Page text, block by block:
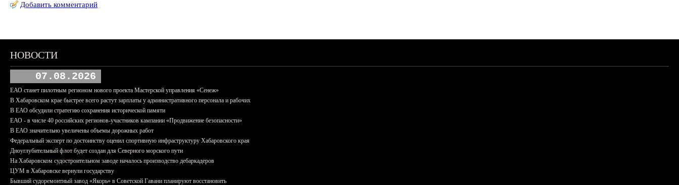
Добавить комментарий
НОВОСТИ
07.08.2026
ЕАО станет пилотным регионом нового проекта Мастерской управления «Сенеж»
В Хабаровском крае быстрее всего растут зарплаты у административного персонала и рабочих
В ЕАО обсудили стратегию сохранения исторической памяти
ЕАО - в числе 40 российских регионов-участников кампании «Продвижение безопасности»
В ЕАО значительно увеличены объемы дорожных работ
Федеральный эксперт по достоинству оценил спортивную инфраструктуру Хабаровского края
Дноуглубительный флот будет создан для Северного морского пути
На Хабаровском судостроительном заводе началось производство дебаркадеров
ЦУМ в Хабаровске вернули государству
Бывший судоремонтный завод «Якорь» в Советской Гавани планируют восстановить